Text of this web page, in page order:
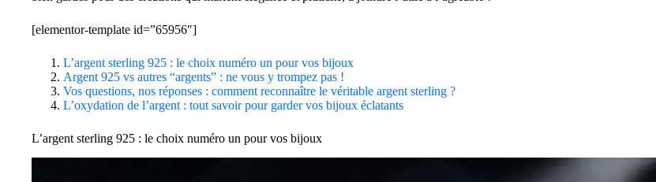
[elementor-template id=”65956″]
L’argent sterling 925 : le choix numéro un pour vos bijoux
Argent 925 vs autres “argents” : ne vous y trompez pas !
Vos questions, nos réponses : comment reconnaître le véritable argent sterling ?
L’oxydation de l’argent : tout savoir pour garder vos bijoux éclatants
L’argent sterling 925 : le choix numéro un pour vos bijoux